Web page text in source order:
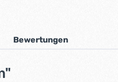
Bewertungen